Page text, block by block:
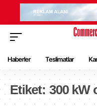
Haberler Teslimatlar
Etiket: 300 kW